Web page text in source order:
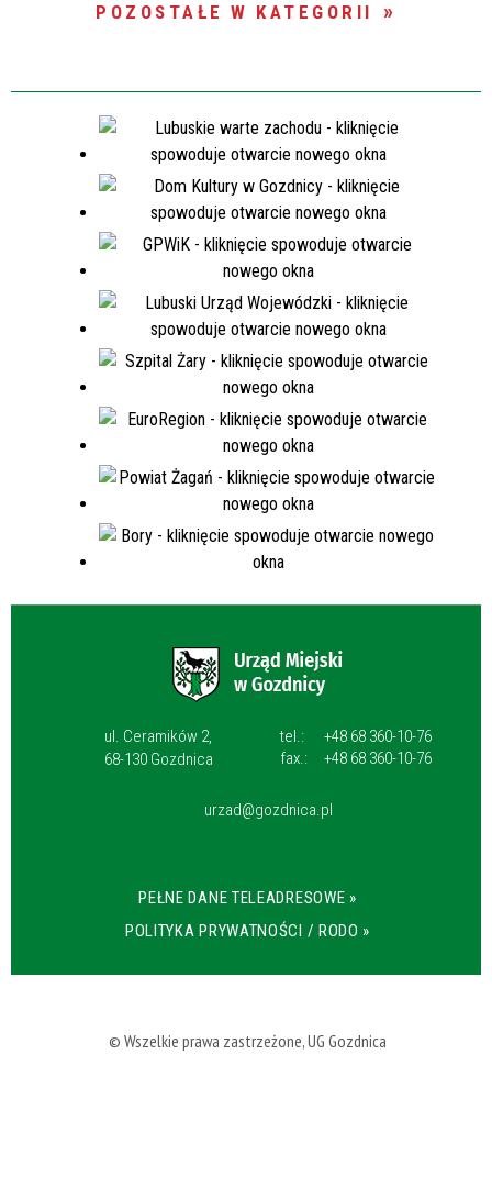
POZOSTAŁE W KATEGORII
ul. Ceramików 2,
68-130 Gozdnica
tel.:
+48 68 360-10-76
fax.:
+48 68 360-10-76
urzad@gozdnica.pl
PEŁNE DANE TELEADRESOWE »
POLITYKA PRYWATNOŚCI / RODO »
© Wszelkie prawa zastrzeżone, UG Gozdnica